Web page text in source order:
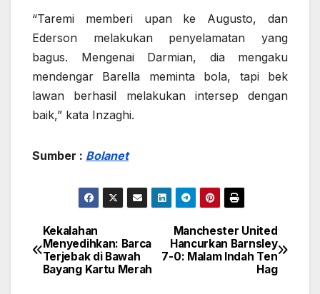
“Taremi memberi upan ke Augusto, dan
Ederson melakukan penyelamatan yang
bagus. Mengenai Darmian, dia mengaku
mendengar Barella meminta bola, tapi bek
lawan berhasil melakukan intersep dengan
baik,” kata Inzaghi.
Sumber : Bolanet
Navigasi
pos
Manchester United
Hancurkan Barnsley
7-0: Malam Indah Ten
Hag
Kekalahan
Menyedihkan: Barca
Terjebak di Bawah
Bayang Kartu Merah